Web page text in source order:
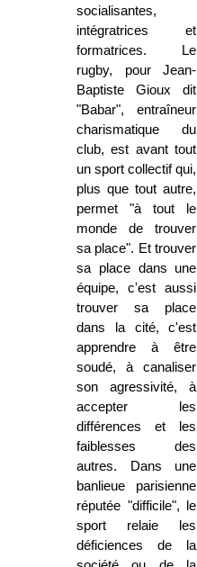
socialisantes,
intégratrices et
formatrices. Le
rugby, pour Jean-
Baptiste Gioux dit
"Babar", entraîneur
charismatique du
club, est avant tout
un sport collectif qui,
plus que tout autre,
permet "à tout le
monde de trouver
sa place". Et trouver
sa place dans une
équipe, c'est aussi
trouver sa place
dans la cité, c'est
apprendre à être
soudé, à canaliser
son agressivité, à
accepter les
différences et les
faiblesses des
autres. Dans une
banlieue parisienne
réputée "difficile", le
sport relaie les
déficiences de la